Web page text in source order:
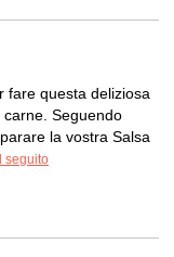
fare questa deliziosa
Seguendo
la vostra Salsa
seguito